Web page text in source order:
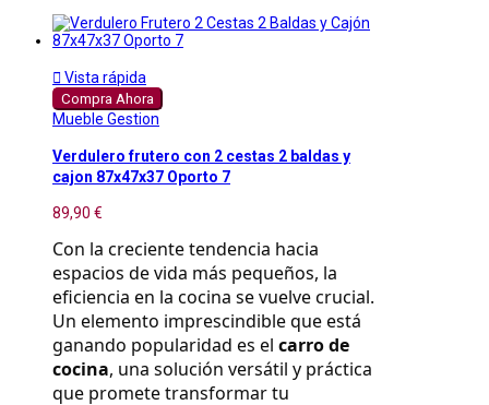
 Vista rápida
Compra Ahora
Mueble Gestion
Verdulero frutero con 2 cestas 2 baldas y
cajon 87x47x37 Oporto 7
89,90 €
Con la creciente tendencia hacia
espacios de vida más pequeños, la
eficiencia en la cocina se vuelve crucial.
Un elemento imprescindible que está
ganando popularidad es el carro de
cocina, una solución versátil y práctica
que promete transformar tu